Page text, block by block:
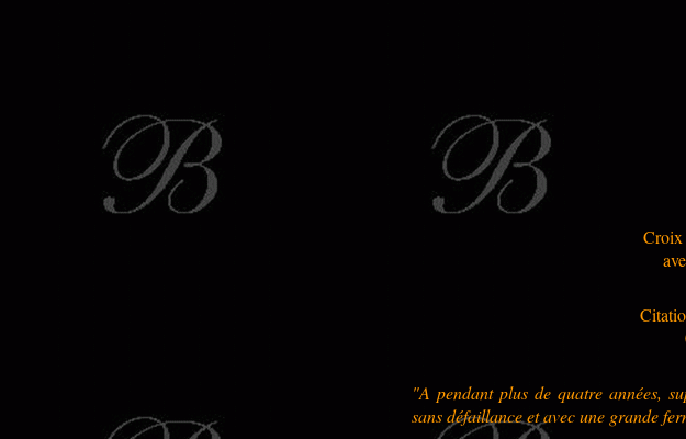
Croix
"A pendant plus de quatre années,
sans défaillance et avec une grande